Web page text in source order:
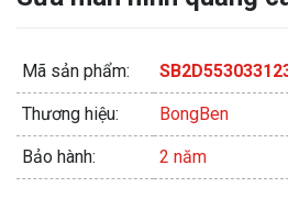
Mã sản phẩm:
Thương hiệu: BongBen
Bảo hành: 2 năm